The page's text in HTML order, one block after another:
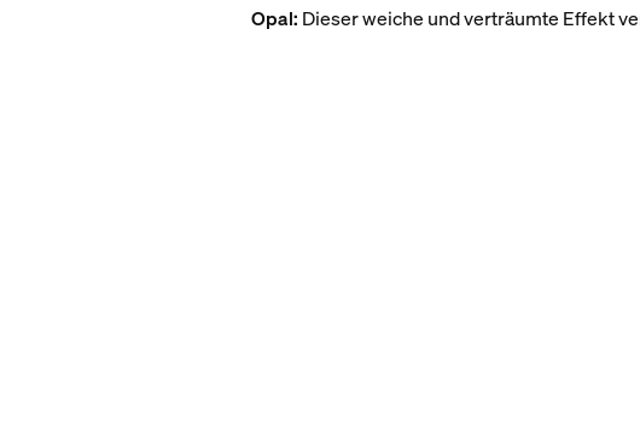
Opal: Dieser weiche und verträumte Effekt